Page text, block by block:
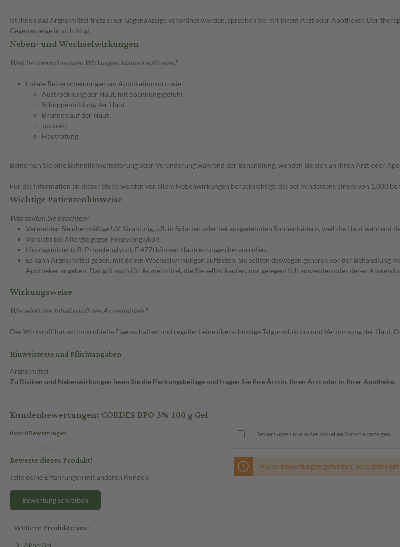
Ist Ihnen das Arzneimittel trotz einer Gegenanzeige verordnet worden, sprechen Sie mit Ihrem Arzt oder Apotheker. Der
Gegenanzeige in sich birgt.
Neben- und Wechselwirkungen
Welche unerwünschten Wirkungen können auftreten?
Lokale Reizerscheinungen am Applikationsort, wie:
Austrocknung der Haut, mit Spannungsgefühl
Schuppenbildung der Haut
Brennen auf der Haut
Juckreiz
Hautrötung
Bemerken Sie eine Befindlichkeitsstörung oder Veränderung während der Behandlung, wenden Sie sich an Ihren Arzt oder
Für die Information an dieser Stelle werden vor allem Nebenwirkungen berücksichtigt, die bei mindestens einem von 1.000
Wichtige Patientenhinweise
Was sollten Sie beachten?
Vermeiden Sie übermäßige UV-Strahlung, z.B. in Solarien oder bei ausgedehnten Sonnenbädern, weil die Haut
Vorsicht bei Allergie gegen Propylenglykol!
Lösungsmittel (z.B. Propylenglycol, E 477) können Hautreizungen hervorrufen.
Es kann Arzneimittel geben, mit denen Wechselwirkungen auftreten. Sie sollten deswegen generell vor der Behandlung
Apotheker angeben. Das gilt auch für Arzneimittel, die Sie selbst kaufen, nur gelegentlich anwenden oder deren
Wirkungsweise
Wie wirkt der Inhaltsstoff des Arzneimittels?
Der Wirkstoff hat antimikrobielle Eigenschaften und reguliert eine überschüssige Talgproduktion und Verhornung der Haut.
Hinweistexte und Pflichtangaben
Arzneimittel
Zu Risiken und Nebenwirkungen lesen Sie die Packungsbeilage und fragen Sie Ihre Ärztin, Ihren Arzt oder in Ihrer Apotheke.
Kundenbewertungen: CORDES BPO 3% 100 g Gel
0 von 0 Bewertungen
Bewerte dieses Produkt!
Teile deine Erfahrungen mit anderen Kunden.
Bewertung schreiben
Bewertungen nur in der aktuellen Sprache anzeigen.
Keine Bewertungen gefunden. Teile deine
Weitere Produkte aus:
Akne Gel